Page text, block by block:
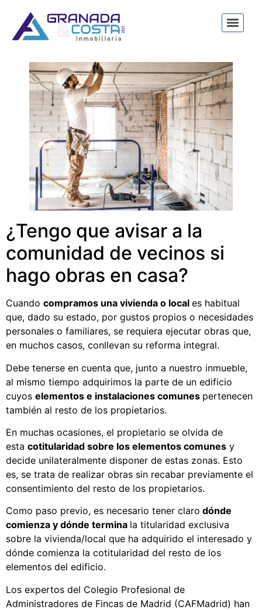
¿Tengo que avisar a la
comunidad de vecinos si
hago obras en casa?
Cuando compramos una vivienda o local es habitual
que, dado su estado, por gustos propios o necesidades
personales o familiares, se requiera ejecutar obras que,
en muchos casos, conllevan su reforma integral.
Debe tenerse en cuenta que, junto a nuestro inmueble,
al mismo tiempo adquirimos la parte de un edificio
cuyos elementos e instalaciones comunes pertenecen
también al resto de los propietarios.
En muchas ocasiones, el propietario se olvida de
esta cotitularidad sobre los elementos comunes y
decide unilateralmente disponer de estas zonas. Esto
es, se trata de realizar obras sin recabar previamente el
consentimiento del resto de los propietarios.
Como paso previo, es necesario tener claro dónde
comienza y dónde termina la titularidad exclusiva
sobre la vivienda/local que ha adquirido el interesado y
dónde comienza la cotitularidad del resto de los
elementos del edificio.
Los expertos del Colegio Profesional de
Administradores de Fincas de Madrid (CAFMadrid) han